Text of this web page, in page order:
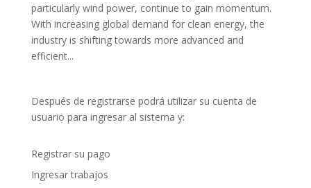
particularly wind power, continue to gain momentum.
With increasing global demand for clean energy, the
industry is shifting towards more advanced and
efficient...
Después de registrarse podrá utilizar su cuenta de
usuario para ingresar al sistema y:
Registrar su pago
Ingresar trabajos